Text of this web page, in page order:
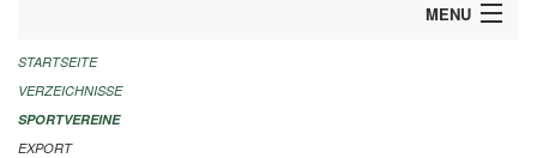
MENU
ALLGEMEINE INFORMATIONEN
FINANZIELLE UNTERSTÜTZUNG BENÖTIGT?
STARTSEITE
VERZEICHNISSE
SPORTVEREINE
EXPORT